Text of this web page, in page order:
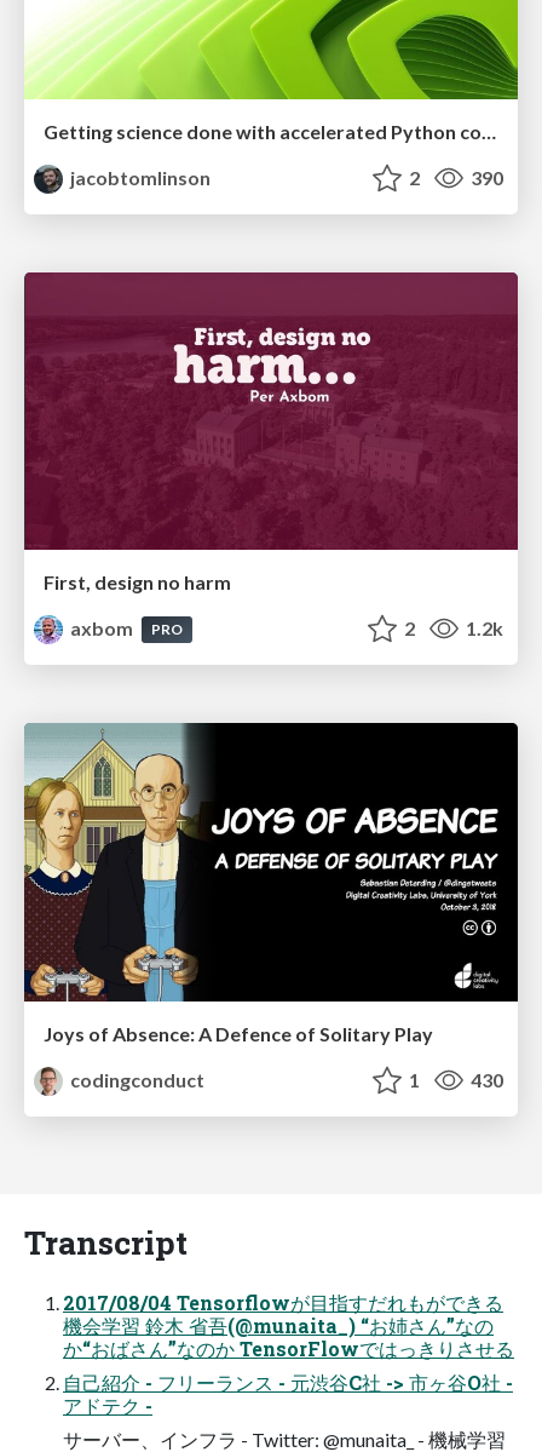
Getting science done with accelerated Python computing platforms
jacobtomlinson
2 390
First, design no harm
axbom
PRO 2 1.2k
Joys of Absence: A Defence of Solitary Play
codingconduct
1 430
Transcript
2017/08/04 Tensorflowが目指すだれもができる
機会学習 鈴木 省吾(@munaita_) “お姉さん”なの
か“おばさん”なのか TensorFlowではっきりさせる
自己紹介 - フリーランス - 元渋谷C社 -> 市ヶ谷O社 -
アドテク -
サーバー、インフラ - Twitter: @munaita_ - 機械学習